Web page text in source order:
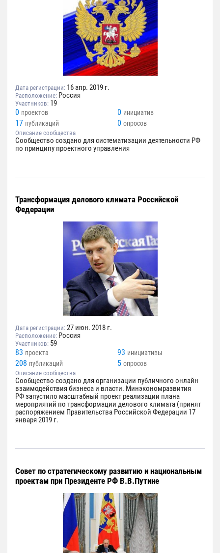
Дата регистрации: 16 апр. 2019 г.
Расположение: Россия
Участников: 19
0 проектов 0 инициатив
17 публикаций 0 опросов
Описание сообщества
Сообщество создано для систематизации деятельности РФ
по принципу проектного управления
Трансформация делового климата Российской
Федерации
Дата регистрации: 27 июн. 2018 г.
Расположение: Россия
Участников: 59
83 проекта 93 инициативы
208 публикаций 5 опросов
Описание сообщества
Сообщество создано для организации публичного онлайн
взаимодействия бизнеса и власти. Минэкономразвития
РФ запустило масштабный проект реализации плана
мероприятий по трансформации делового климата (принят
распоряжением Правительства Российской Федерации 17
января 2019 г.
Совет по стратегическому развитию и национальным
проектам при Президенте РФ В.В.Путине